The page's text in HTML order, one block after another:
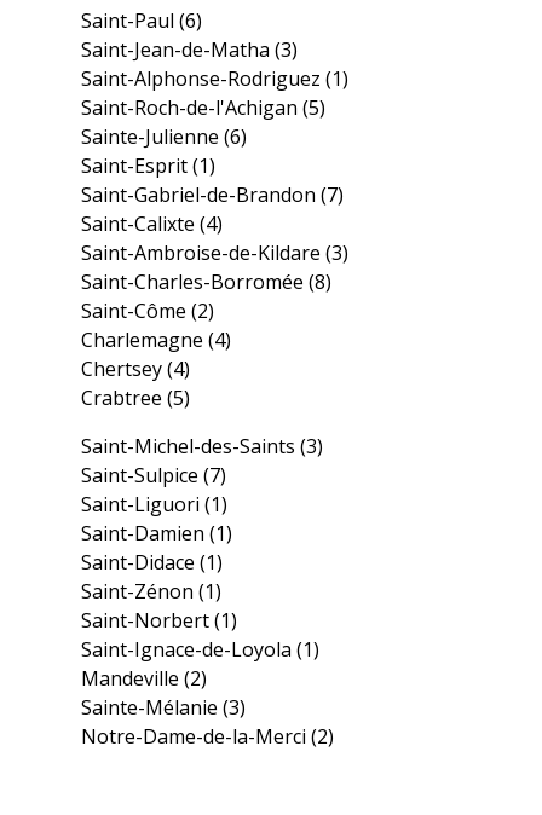
Saint-Paul(6)
Saint-Jean-de-Matha(3)
Saint-Alphonse-Rodriguez(1)
Saint-Roch-de-l'Achigan(5)
Sainte-Julienne(6)
Saint-Esprit(1)
Saint-Gabriel-de-Brandon(7)
Saint-Calixte(4)
Saint-Ambroise-de-Kildare(3)
Saint-Charles-Borromée(8)
Saint-Côme(2)
Charlemagne(4)
Chertsey(4)
Crabtree(5)
Saint-Michel-des-Saints(3)
Saint-Sulpice(7)
Saint-Liguori(1)
Saint-Damien(1)
Saint-Didace(1)
Saint-Zénon(1)
Saint-Norbert(1)
Saint-Ignace-de-Loyola(1)
Mandeville(2)
Sainte-Mélanie(3)
Notre-Dame-de-la-Merci(2)